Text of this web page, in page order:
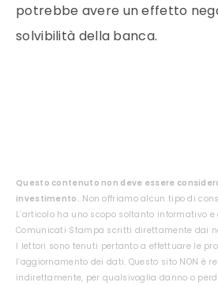
potrebbe avere un effetto
solvibilità della banca.
Questo contenuto non deve essere
investimento. Non offriamo alcun tipo di
L’articolo ha uno scopo soltanto informativo
Comunicati Stampa scritti direttamente dai
I lettori sono tenuti pertanto a effettuare le
l’aggiornamento dei dati. Questo sito NON è
indirettamente, per qualsivoglia danno o